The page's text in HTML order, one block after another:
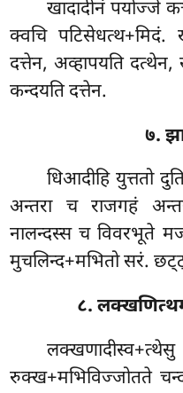
खादादीनं पयोज्जे
क्वचि पटिसेधत्थ+मिदं.
दत्तेन, अव्हापयति दत्थेन,
कन्दयति दत्तेन.
७.
धिआदीहि युत्ततो
अन्तरा च राजगहं
नालन्दस्स च विवरभूते
मुचलिन्द+मभितो सरं.
८.
लक्खणादीस्व+त्थेसु
रुक्ख+मभिविज्जोतते